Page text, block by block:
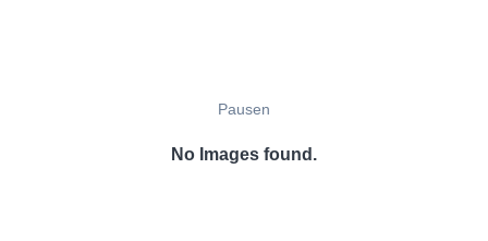
Pausen
No Images found.